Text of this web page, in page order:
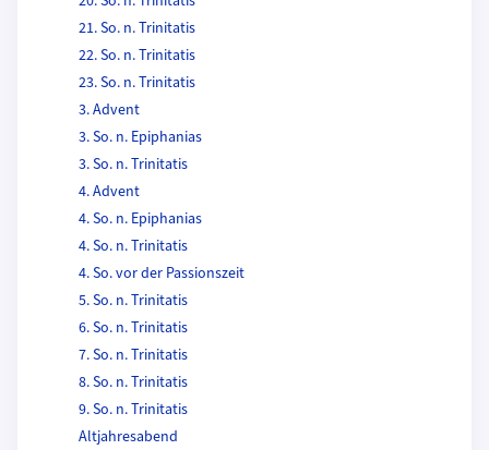
21. So. n. Trinitatis
22. So. n. Trinitatis
23. So. n. Trinitatis
3. Advent
3. So. n. Epiphanias
3. So. n. Trinitatis
4. Advent
4. So. n. Epiphanias
4. So. n. Trinitatis
4. So. vor der Passionszeit
5. So. n. Trinitatis
6. So. n. Trinitatis
7. So. n. Trinitatis
8. So. n. Trinitatis
9. So. n. Trinitatis
Altjahresabend